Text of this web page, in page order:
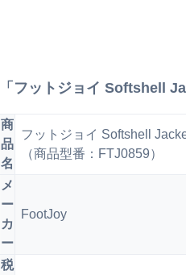
「フットジョイ Softshell
商
品
名
フットジョイ Softshell
（商品型番：FTJ0859）
メ
ー
カ
ー
FootJoy
税